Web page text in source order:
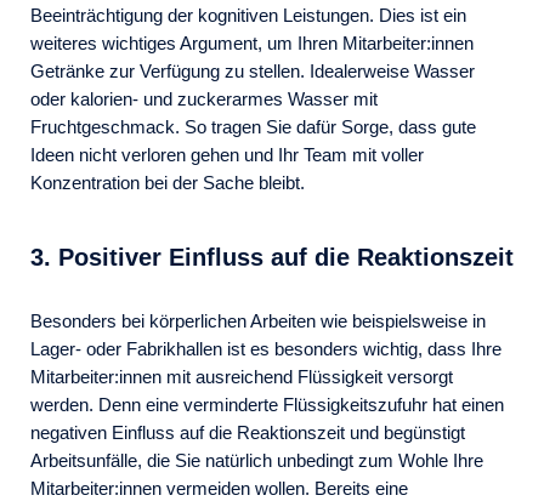
Beeinträchtigung der kognitiven Leistungen. Dies ist ein
weiteres wichtiges Argument, um Ihren Mitarbeiter:innen
Getränke zur Verfügung zu stellen. Idealerweise Wasser
oder kalorien- und zuckerarmes Wasser mit
Fruchtgeschmack. So tragen Sie dafür Sorge, dass gute
Ideen nicht verloren gehen und Ihr Team mit voller
Konzentration bei der Sache bleibt.
3. Positiver Einfluss auf die Reaktionszeit
Besonders bei körperlichen Arbeiten wie beispielsweise in
Lager- oder Fabrikhallen ist es besonders wichtig, dass Ihre
Mitarbeiter:innen mit ausreichend Flüssigkeit versorgt
werden. Denn eine verminderte Flüssigkeitszufuhr hat einen
negativen Einfluss auf die Reaktionszeit und begünstigt
Arbeitsunfälle, die Sie natürlich unbedingt zum Wohle Ihre
Mitarbeiter:innen vermeiden wollen. Bereits eine